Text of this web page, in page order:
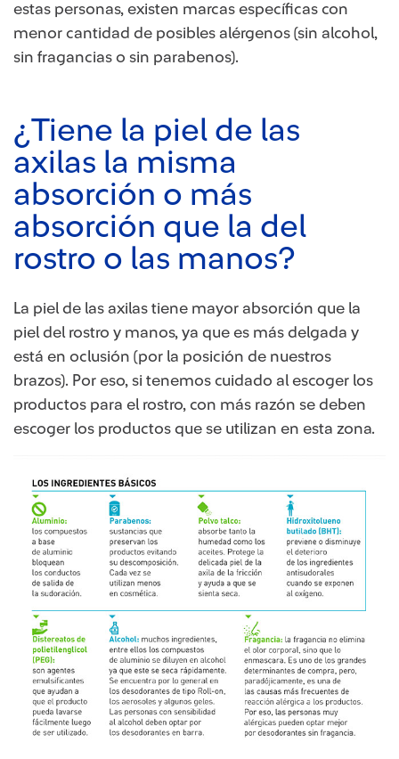
estas personas, existen marcas específicas con
menor cantidad de posibles alérgenos (sin alcohol,
sin fragancias o sin parabenos).
¿Tiene la piel de las
axilas la misma
absorción o más
absorción que la del
rostro o las manos?
La piel de las axilas tiene mayor absorción que la
piel del rostro y manos, ya que es más delgada y
está en oclusión (por la posición de nuestros
brazos). Por eso, si tenemos cuidado al escoger los
productos para el rostro, con más razón se deben
escoger los productos que se utilizan en esta zona.